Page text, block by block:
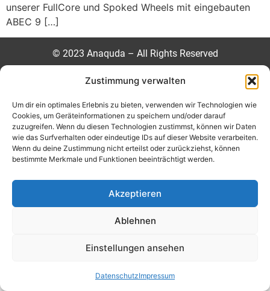
Zustimmung verwalten
Um dir ein optimales Erlebnis zu bieten, verwenden wir Technologien wie
Cookies, um Geräteinformationen zu speichern und/oder darauf
zuzugreifen. Wenn du diesen Technologien zustimmst, können wir Daten
wie das Surfverhalten oder eindeutige IDs auf dieser Website verarbeiten.
Wenn du deine Zustimmung nicht erteilst oder zurückziehst, können
bestimmte Merkmale und Funktionen beeinträchtigt werden.
Akzeptieren
Ablehnen
Einstellungen ansehen
DatenschutzImpressum
unserer FullCore und Spoked Wheels mit eingebauten
ABEC 9 […]
© 2023 Anaquda – All Rights Reserved
Impressum Datenschutzrichtlinie